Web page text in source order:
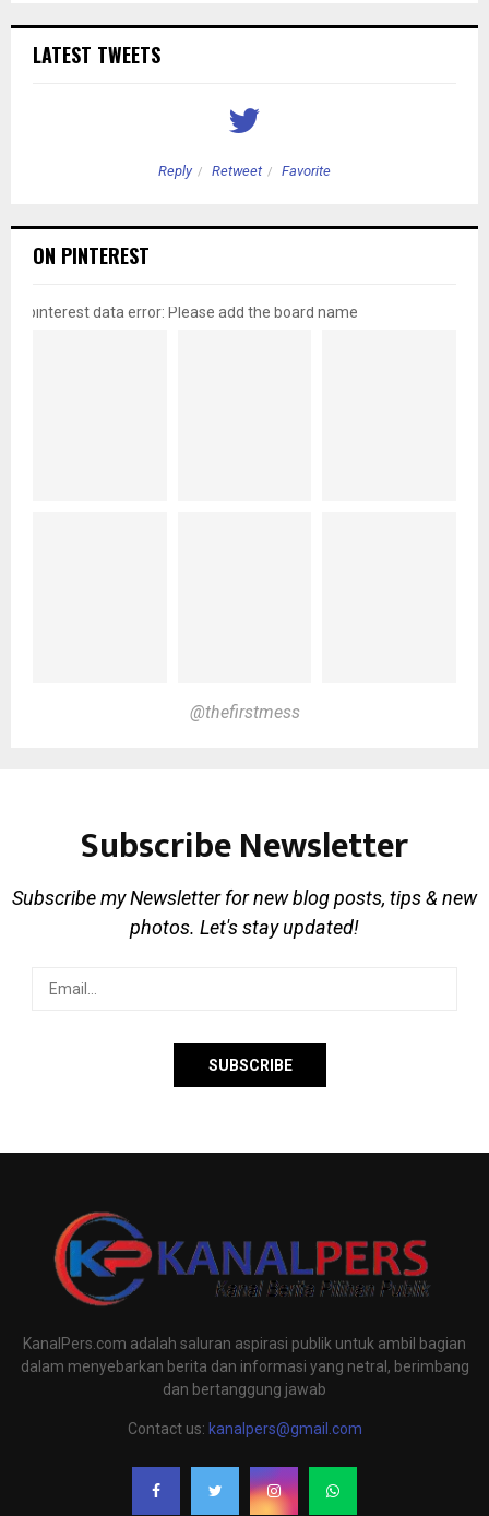
LATEST TWEETS
Reply Retweet Favorite
ON PINTEREST
pinterest data error: Please add the board name
@thefirstmess
Subscribe Newsletter
Subscribe my Newsletter for new blog posts, tips & new
photos. Let's stay updated!
KanalPers.com adalah saluran aspirasi publik untuk ambil bagian
dalam menyebarkan berita dan informasi yang netral, berimbang
dan bertanggung jawab
Contact us: kanalpers@gmail.com